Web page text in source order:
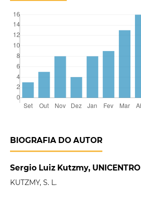
BIOGRAFIA DO AUTOR
Sergio Luiz Kutzmy, UNICENTRO
KUTZMY, S. L.